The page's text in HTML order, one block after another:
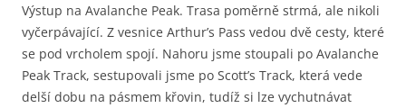
Výstup na Avalanche Peak. Trasa poměrně strmá, ale nikoli
vyčerpávající. Z vesnice Arthur’s Pass vedou dvě cesty, které
se pod vrcholem spojí. Nahoru jsme stoupali po Avalanche
Peak Track, sestupovali jsme po Scott’s Track, která vede
delší dobu na pásmem křovin, tudíž si lze vychutnávat